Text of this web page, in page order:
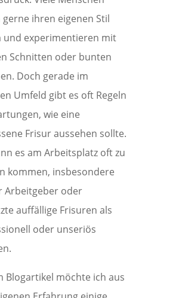
ihren eigenen Stil
und experimentieren mit
Schnitten oder bunten
Doch gerade im
Umfeld gibt es oft Regeln
wie eine
Frisur aussehen sollte.
es am Arbeitsplatz oft zu
kommen, insbesondere
Arbeitgeber oder
auffällige Frisuren als
oder unseriös
Blogartikel möchte ich aus